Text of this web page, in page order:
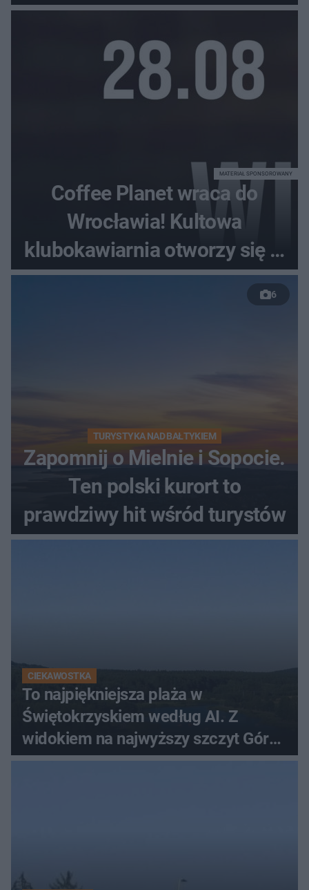
Coffee Planet wraca do
Wrocławia! Kultowa
klubokawiarnia otworzy się w
nowym miejscu
MATERIAŁ SPONSOROWANY
6
TURYSTYKA NAD BAŁTYKIEM
Zapomnij o Mielnie i Sopocie.
Ten polski kurort to
prawdziwy hit wśród turystów
CIEKAWOSTKA
To najpiękniejsza plaża w
Świętokrzyskiem według AI. Z
widokiem na najwyższy szczyt Gór
Świętokrzyskich